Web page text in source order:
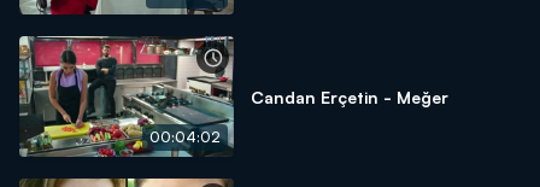
00:04:02
Candan Erçetin - Meğer